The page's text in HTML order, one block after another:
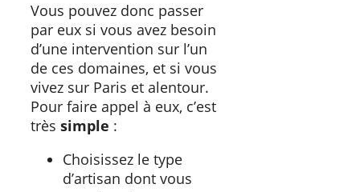
Vous pouvez donc passer
par eux si vous avez besoin
d’une intervention sur l’un
de ces domaines, et si vous
vivez sur Paris et alentour.
Pour faire appel à eux, c’est
très simple :
Choisissez le type
d’artisan dont vous